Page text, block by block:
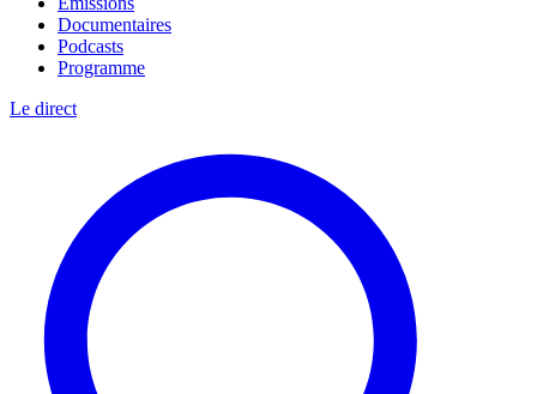
Documentaires
Podcasts
Programme
Le direct